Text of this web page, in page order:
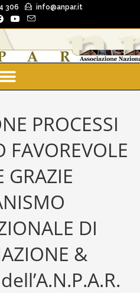
306 info@anpar.it
PROCESSI
GRAZIE
DI
&